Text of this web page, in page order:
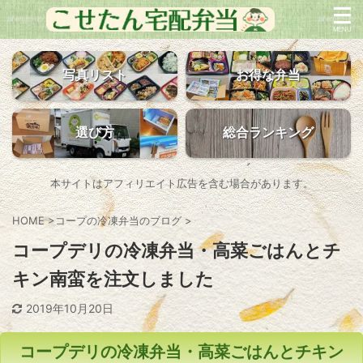
写真リスト お得な弁当
選び方 総合ランキング
本サイトはアフィリエイト広告を含む場合があります。
HOME >コープの冷凍弁当のブログ >
コープデリの冷凍弁当・高菜ごはんとチ
キン南蛮を注文しました
2019年10月20日
コープデリの冷凍弁当・高菜ごはんとチキン